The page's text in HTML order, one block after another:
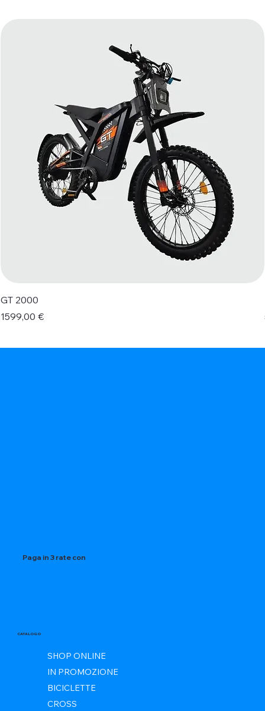
GT 2000
Prezzo
1599,00 €
Paga in 3 rate con
CATALOGO
SHOP ONLINE
IN PROMOZIONE
BICICLETTE
CROSS